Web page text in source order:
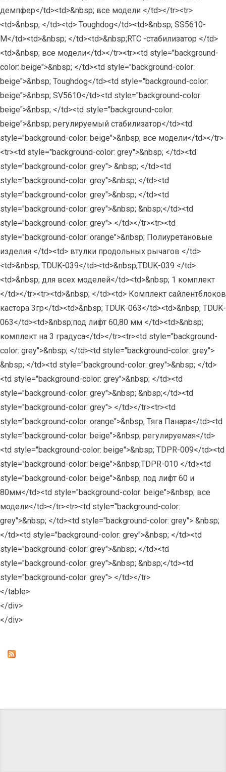
демпфер</td><td>&nbsp; все модели </td></tr><tr>
<td>&nbsp; </td><td> Toughdog</td><td>&nbsp; SS5610-
M</td><td>&nbsp; </td><td>&nbsp;RTC -стабилизатор </td>
<td>&nbsp; все модели</td></tr><tr><td style="background-
color: beige">&nbsp; </td><td style="background-color:
beige">&nbsp; Toughdog</td><td style="background-color:
beige">&nbsp; SV5610</td><td style="background-color:
beige">&nbsp; </td><td style="background-color:
beige">&nbsp; регулируемый стабилизатор</td><td
style="background-color: beige">&nbsp; все модели</td></tr>
<tr><td style="background-color: grey">&nbsp; </td><td
style="background-color: grey"> &nbsp; </td><td
style="background-color: grey">&nbsp; </td><td
style="background-color: grey">&nbsp; </td><td
style="background-color: grey">&nbsp; &nbsp;</td><td
style="background-color: grey"> </td></tr><tr><td
style="background-color: orange">&nbsp; Полиуретановые
изделия </td><td> втулки продольных рычагов </td>
<td>&nbsp; TDUK-039</td><td>&nbsp;TDUK-039 </td>
<td>&nbsp; для всех моделей</td><td>&nbsp; 1 комплект
</td></tr><tr><td>&nbsp; </td><td> Комплект сайлентблоков
кастора 3гр</td><td>&nbsp; TDUK-063</td><td>&nbsp; TDUK-
063</td><td>&nbsp;под лифт 60,80 мм </td><td>&nbsp;
комплект на 3 градуса</td></tr><tr><td style="background-
color: grey">&nbsp; </td><td style="background-color: grey">
&nbsp; </td><td style="background-color: grey">&nbsp; </td>
<td style="background-color: grey">&nbsp; </td><td
style="background-color: grey">&nbsp; &nbsp;</td><td
style="background-color: grey"> </td></tr><tr><td
style="background-color: orange">&nbsp; Тяга Панара</td><td
style="background-color: beige">&nbsp; регулируемая</td>
<td style="background-color: beige">&nbsp; TDPR-009</td><td
style="background-color: beige">&nbsp;TDPR-010 </td><td
style="background-color: beige">&nbsp; под лифт 60 и
80мм</td><td style="background-color: beige">&nbsp; все
модели</td></tr><tr><td style="background-color:
grey">&nbsp; </td><td style="background-color: grey"> &nbsp;
</td><td style="background-color: grey">&nbsp; </td><td
style="background-color: grey">&nbsp; </td><td
style="background-color: grey">&nbsp; &nbsp;</td><td
style="background-color: grey"> </td></tr>
</table>
</div>
</div>